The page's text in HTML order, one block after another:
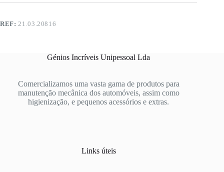
REF: 21.03.20816
Génios Incríveis Unipessoal Lda
Comercializamos uma vasta gama de produtos para
manutenção mecânica dos automóveis, assim como
higienização, e pequenos acessórios e extras.
Links úteis